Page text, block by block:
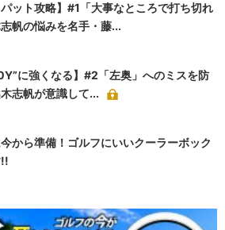
パット攻略】#1「大事なところで打ち切れ
帆の悩みを名手・藤...
に強くなる】#2「左奥」へのミスを防
志帆が意識して...
から準備！ゴルフにいいクーラーボック